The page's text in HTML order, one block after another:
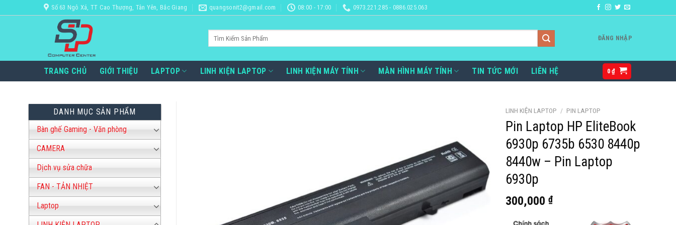
qua
Số 63 Ngô Xá, TT Cao Thượng, Tân Yên, Bắc Giang quangsonit2@gmail.com 08:00 - 17:00 0973.221.285 - 0886.025.063
ĐĂNG NHẬP
TRANG CHỦ GIỚI THIỆU LAPTOP LINH KIỆN LAPTOP LINH KIỆN MÁY TÍNH MÀN HÌNH MÁY TÍNH TIN TỨC MỚI LIÊN HỆ 0₫
DANH MỤC SẢN PHẨM
Bàn ghế Gaming - Văn phòng
CAMERA
Dịch vụ sửa chữa
FAN - TẢN NHIỆT
Laptop
LINH KIỆN LAPTOP / PIN LAPTOP
Pin Laptop HP EliteBook
6930p 6735b 6530 8440p
8440w – Pin Laptop
6930p
300,000 ₫